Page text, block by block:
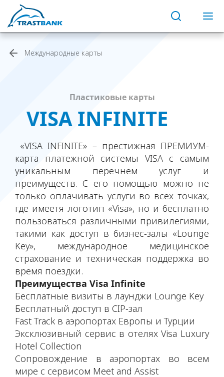
Международные карты
Пластиковые карты
VISA INFINITE
«VISA INFINITE» – престижная ПРЕМИУМ-
карта платежной системы VISA с самым
уникальным перечнем услуг и
преимуществ. С его помощью можно не
только оплачивать услуги во всех точках,
где имеетя логотип «Visa», но и бесплатно
пользоваться различными привилегиями,
такими как доступ в бизнес-залы «Lounge
Key», международное медицинское
страхование и техническая поддержка во
время поездки.
Преимущества Visa Infinite
Бесплатные визиты в лаунджи Lounge Key
Бесплатный доступ в CIP-зал
Fast Track в аэропортах Европы и Турции
Эксклюзивный сервис в отелях Visa Luxury
Hotel Collection
Сопровождение в аэропортах во всем
мире с сервисом Meet and Assist